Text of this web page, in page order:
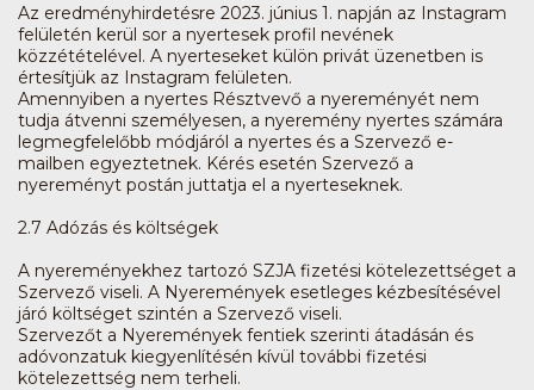
Az eredményhirdetésre 2023. június 1. napján az Instagram
felületén kerül sor a nyertesek profil nevének
közzétételével. A nyerteseket külön privát üzenetben is
értesítjük az Instagram felületen.
Amennyiben a nyertes Résztvevő a nyereményét nem
tudja átvenni személyesen, a nyeremény nyertes számára
legmegfelelőbb módjáról a nyertes és a Szervező e-
mailben egyeztetnek. Kérés esetén Szervező a
nyereményt postán juttatja el a nyerteseknek.
2.7 Adózás és költségek
A nyereményekhez tartozó SZJA fizetési kötelezettséget a
Szervező viseli. A Nyeremények esetleges kézbesítésével
járó költséget szintén a Szervező viseli.
Szervezőt a Nyeremények fentiek szerinti átadásán és
adóvonzatuk kiegyenlítésén kívül további fizetési
kötelezettség nem terheli.